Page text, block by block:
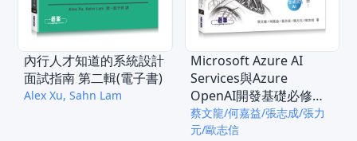
內行人才知道的系統設計
面試指南 第二輯(電子書)
Alex Xu, Sahn Lam
Microsoft Azure AI
Services與Azure
OpenAI開發基礎必修課-
使用C#(含MCF AI-900國
際認證)(電子書)
蔡文龍/何嘉益/張志成/張力
元/歐志信